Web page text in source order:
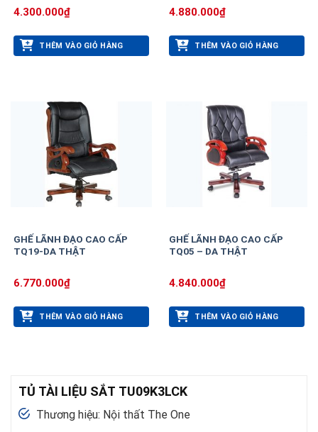
4.300.000₫
THÊM VÀO GIỎ HÀNG
4.880.000₫
THÊM VÀO GIỎ HÀNG
GHẾ LÃNH ĐẠO CAO CẤP
TQ19-DA THẬT
6.770.000₫
THÊM VÀO GIỎ HÀNG
GHẾ LÃNH ĐẠO CAO CẤP
TQ05 – DA THẬT
4.840.000₫
THÊM VÀO GIỎ HÀNG
TỦ TÀI LIỆU SẮT TU09K3LCK
Thương hiệu: Nội thất The One